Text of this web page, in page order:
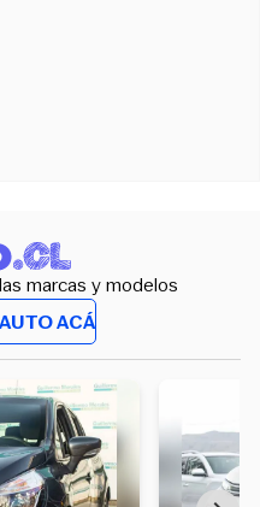
marcas y modelos
ACÁ